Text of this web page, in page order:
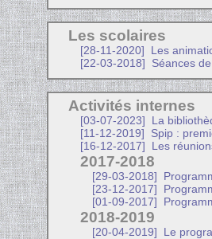
Les scolaires
[28-11-2020]
Les
[22-03-2018]
Séances
Activités internes
[03-07-2023]
La
[11-12-2019]
Spip :
[16-12-2017]
Les
2017-2018
[29-03-2018]
[23-12-2017]
[01-09-2017]
2018-2019
[20-04-2019] Le